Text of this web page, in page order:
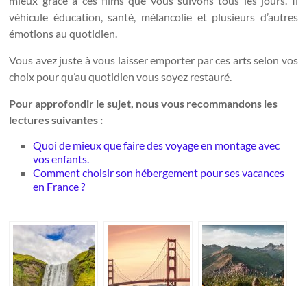
véhicule éducation, santé, mélancolie et plusieurs d’autres
émotions au quotidien.
Vous avez juste à vous laisser emporter par ces arts selon vos
choix pour qu’au quotidien vous soyez restauré.
Pour approfondir le sujet, nous vous recommandons les
lectures suivantes :
Quoi de mieux que faire des voyage en montage avec
vos enfants.
Comment choisir son hébergement pour ses vacances
en France ?